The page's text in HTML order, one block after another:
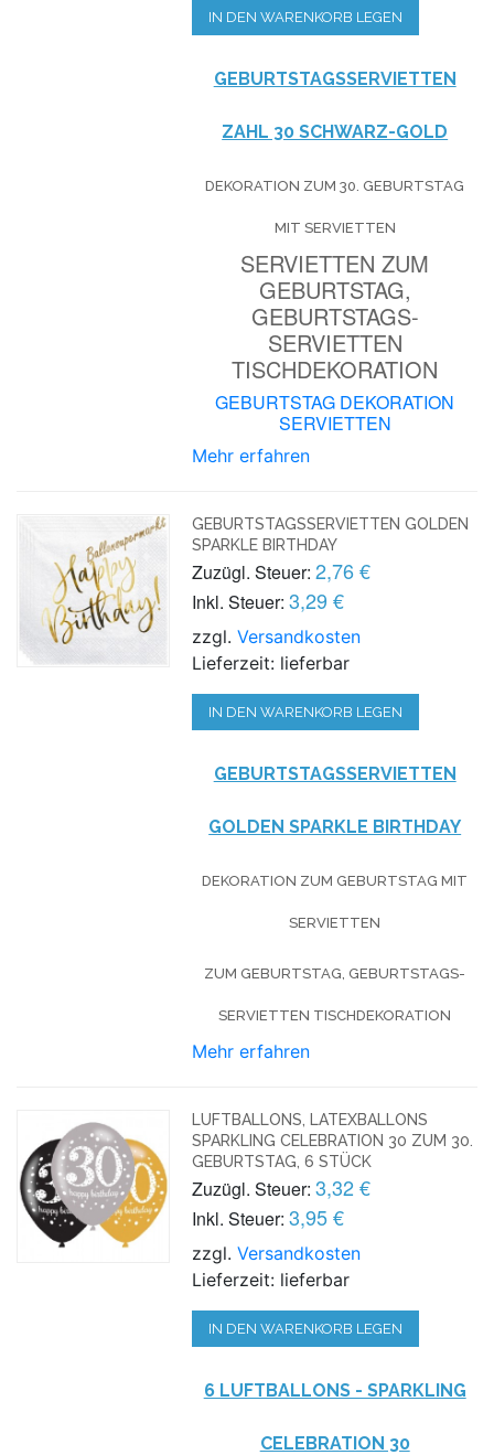
IN DEN WARENKORB LEGEN
GEBURTSTAGSSERVIETTEN
ZAHL 30 SCHWARZ-GOLD
DEKORATION ZUM 30. GEBURTSTAG
MIT SERVIETTEN
SERVIETTEN ZUM
GEBURTSTAG,
GEBURTSTAGS-
SERVIETTEN
TISCHDEKORATION
GEBURTSTAG DEKORATION
SERVIETTEN
Mehr erfahren
GEBURTSTAGSSERVIETTEN GOLDEN
SPARKLE BIRTHDAY
Zuzügl. Steuer: 2,76 €
Inkl. Steuer: 3,29 €
zzgl.Versandkosten
Lieferzeit: lieferbar
IN DEN WARENKORB LEGEN
GEBURTSTAGSSERVIETTEN
GOLDEN SPARKLE BIRTHDAY
DEKORATION ZUM GEBURTSTAG MIT
SERVIETTEN
ZUM GEBURTSTAG, GEBURTSTAGS-
SERVIETTEN TISCHDEKORATION
Mehr erfahren
LUFTBALLONS, LATEXBALLONS
SPARKLING CELEBRATION 30 ZUM 30.
GEBURTSTAG, 6 STÜCK
Zuzügl. Steuer: 3,32 €
Inkl. Steuer: 3,95 €
zzgl.Versandkosten
Lieferzeit: lieferbar
IN DEN WARENKORB LEGEN
6 LUFTBALLONS - SPARKLING
CELEBRATION 30